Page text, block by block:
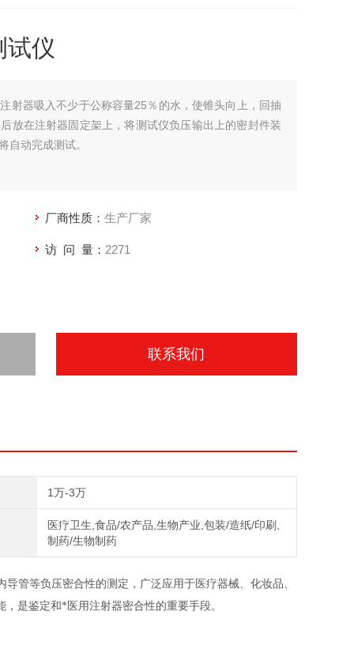
试仪
射器吸入不少于公称容量25％的水，使锥头向上，回抽
放在注射器固定架上，将测试仪负压输出上的密封件装
自动完成测试。
厂商性质：生产厂家
访 问 量： 2271
联系我们
1万-3万
医疗卫生,食品/农产品,生物产业,包装/造纸/印刷,
制药/生物制药
管等负压密合性的测定，广泛应用于医疗器械、化妆品、
是鉴定和*医用注射器密合性的重要手段。